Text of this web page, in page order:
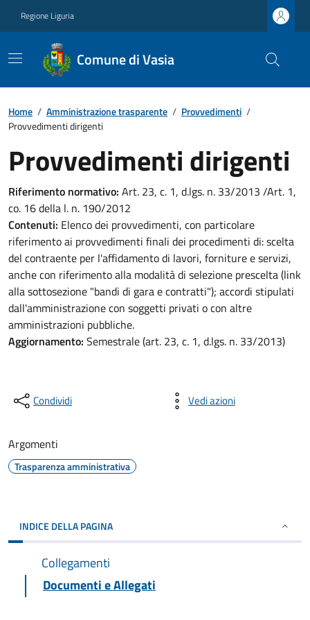
Regione Liguria
Comune di Vasia
Home / Amministrazione trasparente / Provvedimenti /
Provvedimenti dirigenti
Provvedimenti dirigenti
Riferimento normativo: Art. 23, c. 1, d.lgs. n. 33/2013 /Art. 1,
co. 16 della l. n. 190/2012
Contenuti: Elenco dei provvedimenti, con particolare
riferimento ai provvedimenti finali dei procedimenti di: scelta
del contraente per l'affidamento di lavori, forniture e servizi,
anche con riferimento alla modalità di selezione prescelta (link
alla sottosezione "bandi di gara e contratti"); accordi stipulati
dall'amministrazione con soggetti privati o con altre
amministrazioni pubbliche.
Aggiornamento: Semestrale (art. 23, c. 1, d.lgs. n. 33/2013)
Condividi Vedi azioni
Argomenti
Trasparenza amministrativa
INDICE DELLA PAGINA
Collegamenti
Documenti e Allegati